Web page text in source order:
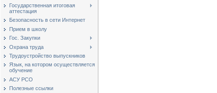
Государственная итоговая
аттестация
Безопасность в сети Интернет
Прием в школу
Гос. Закупки
Охрана труда
Трудоустройство выпускников
Язык, на котором осуществляется
обучение
АСУ РСО
Полезные ссылки